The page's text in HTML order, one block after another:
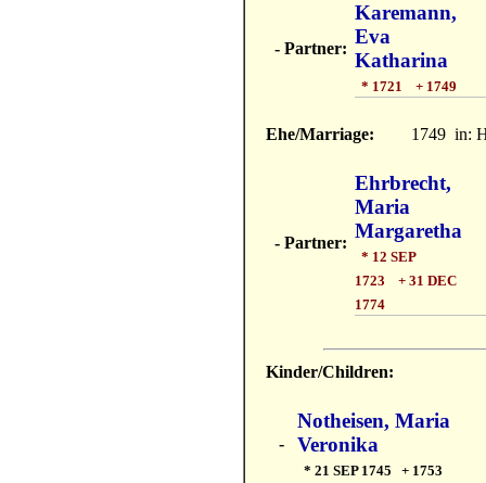
- Partner:
Karemann,
Eva
Katharina
* 1721 + 1749
Ehe/Marriage: 1749 in:
- Partner:
Ehrbrecht,
Maria
Margaretha
* 12 SEP
1723 + 31 DEC
1774
Kinder/Children:
-
Notheisen, Maria
Veronika
* 21 SEP 1745 + 1753